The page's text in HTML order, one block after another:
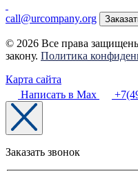
call@urcompany.org
© 2026 Все права
закону. Политика
Карта сайта
Написать в Max
Заказать звонок